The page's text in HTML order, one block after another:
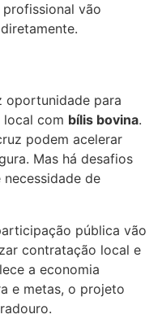
vão
oportunidade para
local com bílis bovina.
podem acelerar
Mas há desafios
de
pública vão
contratação local e
a economia
e metas, o projeto